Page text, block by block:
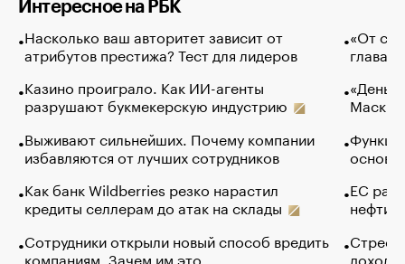
Интересное на РБК
Насколько ваш авторитет зависит от
атрибутов престижа? Тест для лидеров
Казино проиграло. Как ИИ-агенты
разрушают букмекерскую индустрию
Выживают сильнейших. Почему компании
избавляются от лучших сотрудников
Как банк Wildberries резко нарастил
кредиты селлерам до атак на склады
Сотрудники открыли новый способ вредить
компаниям. Зачем им это
«От
глава
Маск в
основ
ЕС
нефти